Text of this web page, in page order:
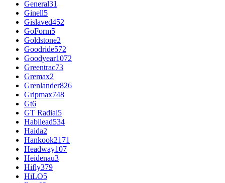
General31
Ginell5
Gislaved452
GoForm5
Goldstone2
Goodride572
Goodyear1072
Greentrac73
Gremax2
Grenlander826
Gripmax748
Gt6
GT Radial5
Habilead534
Haida2
Hankook2171
Headway107
Heidenau3
Hifly379
HiLO5